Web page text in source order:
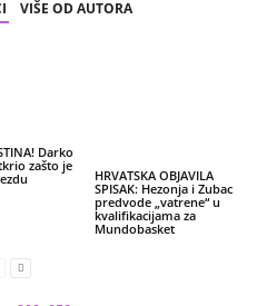
VIŠE OD AUTORA
Darko
zašto je
HRVATSKA OBJAVILA
SPISAK: Hezonja i Zubac
predvode „vatrene“ u
kvalifikacijama za
Mundobasket